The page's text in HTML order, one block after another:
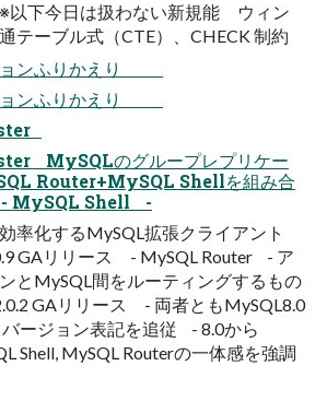
下今日は扱わない新規能 ウィン
テーブル式（CTE）、CHECK 制約
ョンふりかえり
ョンふりかえり
MySQLのグループレプリケー
Router+MySQL Shellを組み合
MySQL Shell -
率化するMySQL拡張クライアント
GAリリース - MySQL Router - ア
とMySQL間をルーティングするもの
GAリリース - 両者ともMySQL8.0
バージョン表記を追従 - 8.0から
Shell, MySQL Routerの一体感を強調